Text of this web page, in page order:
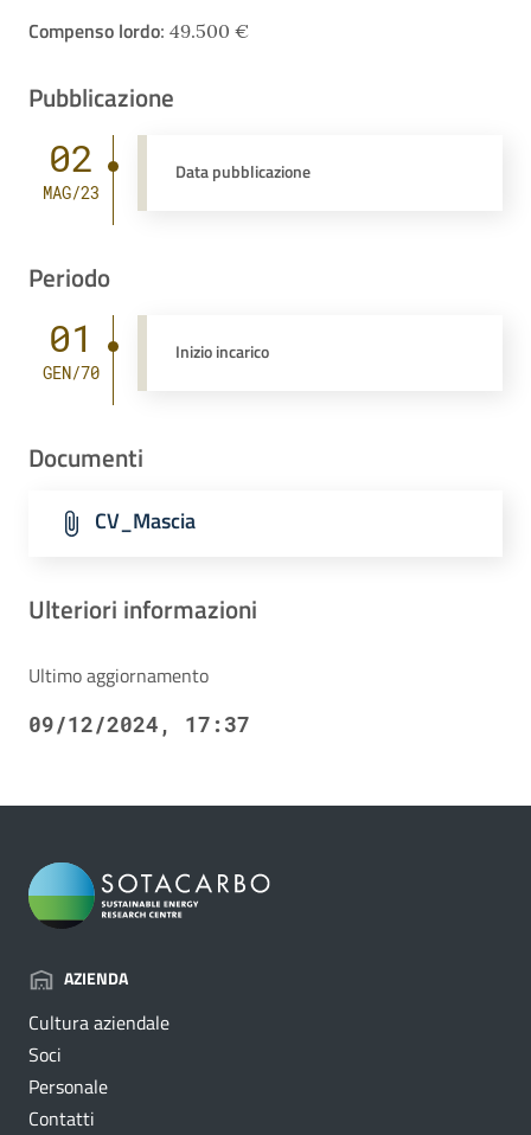
Compenso lordo: 49.500 €
Pubblicazione
02
MAG/23
Data pubblicazione
Periodo
01
GEN/70
Inizio incarico
Documenti
CV_Mascia
Ulteriori informazioni
Ultimo aggiornamento
09/12/2024, 17:37
AZIENDA
Cultura aziendale
Soci
Personale
Contatti